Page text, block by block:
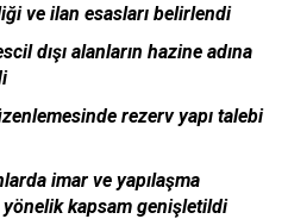
ve ilan esasları belirlendi
dışı alanların hazine adına
rezerv yapı talebi
imar ve yapılaşma
yönelik kapsam genişletildi